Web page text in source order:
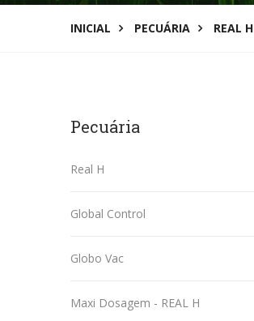
INICIAL PECUÁRIA REAL H
Pecuária
Real H
Global Control
Globo Vac
Maxi Dosagem - REAL H